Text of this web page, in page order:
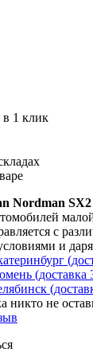
1 клик
Nordman SX2
с
и
(доставка
никто не